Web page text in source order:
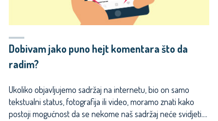
Dobivam jako puno hejt komentara što da
radim?
Ukoliko objavljujemo sadržaj na internetu, bio on samo
tekstualni status, fotografija ili video, moramo znati kako
postoji mogućnost da se nekome naš sadržaj neće svidjeti....